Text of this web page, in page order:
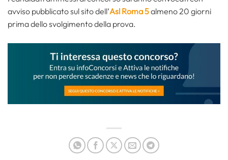
avviso pubblicato sul sito dell’Asl Roma 5almeno 20 giorni
prima dello svolgimento della prova.